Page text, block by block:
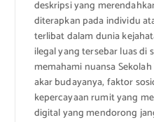
deskripsi yang
diterapkan pada individu
terlibat dalam dunia
ilegal yang tersebar luas
memahami nuansa
akar budayanya, faktor
kepercayaan rumit yang
digital yang mendorong